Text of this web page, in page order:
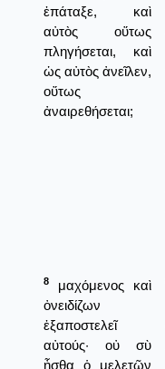
ἐπάταξε, καὶ
αὐτὸς οὕτως
πληγήσεται, καὶ
ὡς αὐτὸς ἀνεῖλεν,
οὕτως
ἀναιρεθήσεται;
8
μαχόμενος καὶ
ὀνειδίζων
ἐξαποστελεῖ
αὐτούς· οὐ σὺ
ἦσθα ὁ μελετῶν